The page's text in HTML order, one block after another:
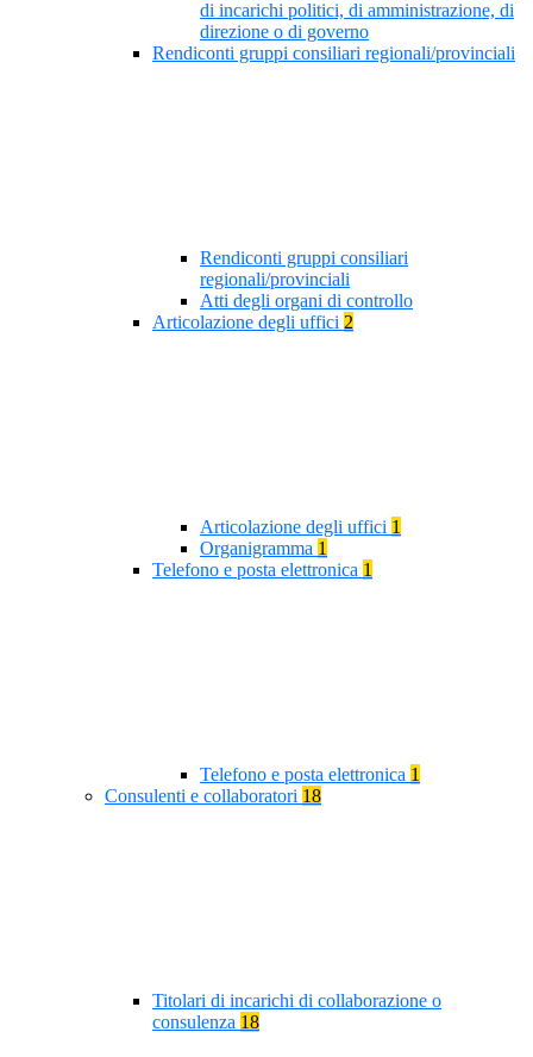
di incarichi politici, di amministrazione, di
direzione o di governo
Rendiconti gruppi consiliari regionali/provinciali
Rendiconti gruppi consiliari
regionali/provinciali
Atti degli organi di controllo
Articolazione degli uffici 2
Articolazione degli uffici 1
Organigramma 1
Telefono e posta elettronica 1
Telefono e posta elettronica 1
Consulenti e collaboratori 18
Titolari di incarichi di collaborazione o
consulenza 18